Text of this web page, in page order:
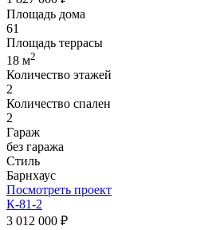
Площадь дома
61
Площадь террасы
18 м2
Количество этажей
2
Количество спален
2
Гараж
без гаража
Стиль
Барнхаус
Посмотреть проект
К-81-2
3 012 000 ₽